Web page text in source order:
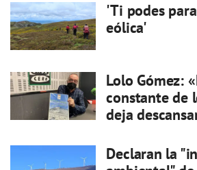
'Ti podes
eólica'
Lolo Gómez:
constante de
deja
Declaran la